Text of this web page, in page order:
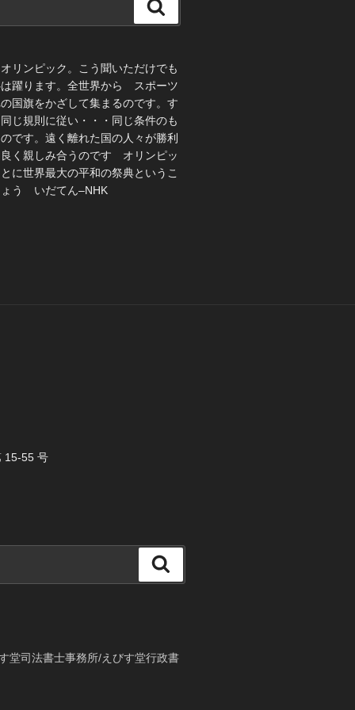
索
リンピック。こう聞いただけでも
躍ります。全世界から スポーツ
国旗をかざして集まるのです。す
じ規則に従い・・・同じ条件のも
です。遠く離れた国の人々が勝利
く親しみ合うのです オリンピッ
に世界最大の平和の祭典というこ
ょう いだてん–NHK
15-55 号
索
堂司法書士事務所/えびす堂行政書